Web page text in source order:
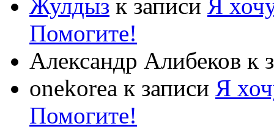
Жулдыз к записи Я
Помогите!
Александр Алибеков к
onekorea к записи Я
Помогите!